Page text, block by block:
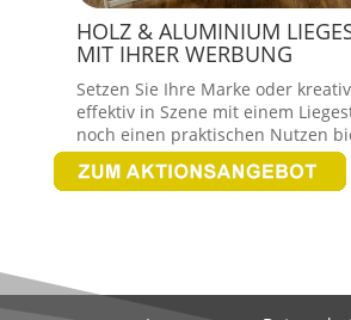
HOLZ & ALUMINIUM
MIT IHRER WERBUNG
Setzen Sie Ihre Marke oder
effektiv in Szene mit einem
noch einen praktischen Nutzen